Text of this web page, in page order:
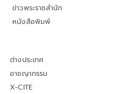
ข่าวพระราชสำนัก
หนังสือพิมพ์
ต่างประเทศ
อาชญากรรม
X-CITE